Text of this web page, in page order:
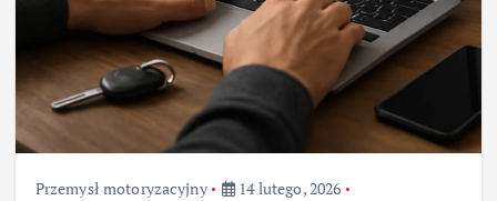
Przemysł motoryzacyjny
14 lutego, 2026